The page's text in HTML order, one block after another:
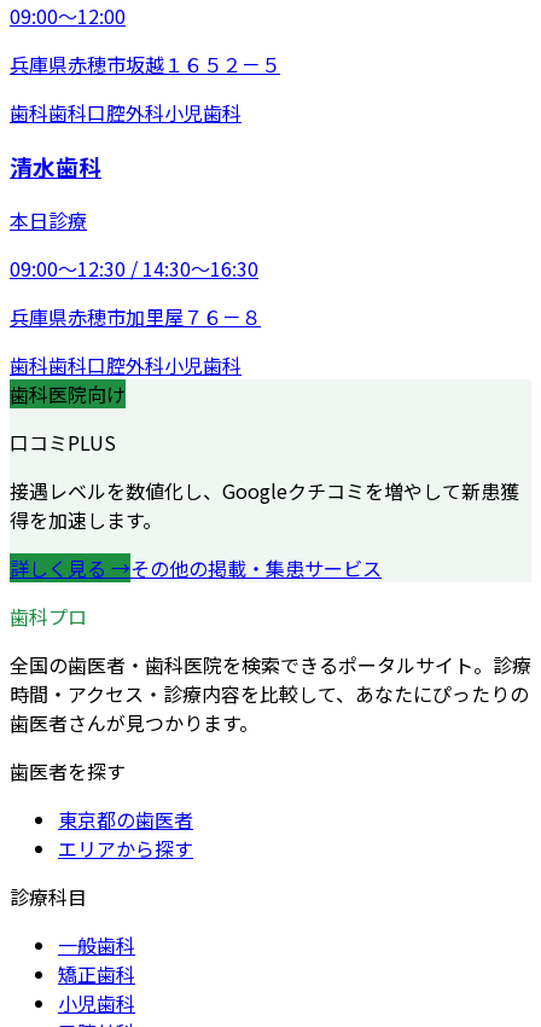
09:00〜12:00
兵庫県赤穂市坂越１６５２－５
歯科歯科口腔外科小児歯科
清水歯科
本日診療
09:00〜12:30 / 14:30〜16:30
兵庫県赤穂市加里屋７６－８
歯科歯科口腔外科小児歯科
歯科医院向け
口コミPLUS
接遇レベルを数値化し、Googleクチコミを増やして新患獲
得を加速します。
詳しく見る →その他の掲載・集患サービス
歯科プロ
全国の歯医者・歯科医院を検索できるポータルサイト。診療
時間・アクセス・診療内容を比較して、あなたにぴったりの
歯医者さんが見つかります。
歯医者を探す
東京都の歯医者
エリアから探す
診療科目
一般歯科
矯正歯科
小児歯科